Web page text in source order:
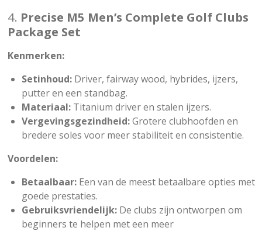
4. Precise M5 Men’s Complete Golf Clubs
Package Set
Kenmerken:
Setinhoud:Driver, fairway wood, hybrides, ijzers,
putter en een standbag.
Materiaal:Titanium driver en stalen ijzers.
Vergevingsgezindheid:Grotere clubhoofden en
bredere soles voor meer stabiliteit en consistentie.
Voordelen:
Betaalbaar:Een van de meest betaalbare opties met
goede prestaties.
Gebruiksvriendelijk:De clubs zijn ontworpen om
beginners te helpen met een meer